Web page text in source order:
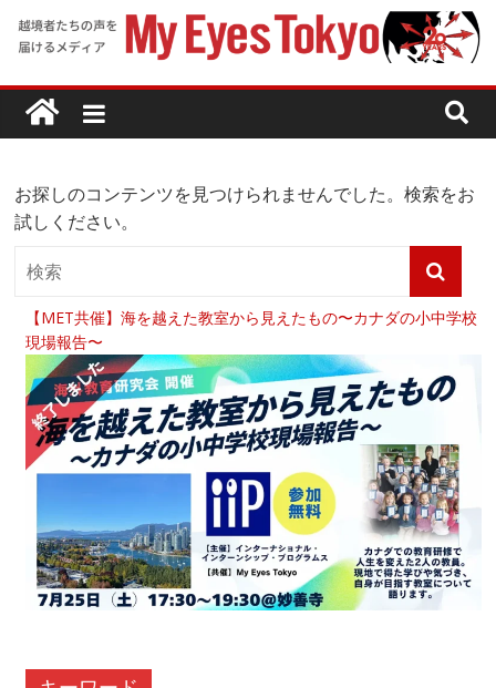
お探しのコンテンツを見つけられませんでした。検索をお
試しください。
【MET共催】海を越えた教室から見えたもの〜カナダの小中学校
現場報告〜